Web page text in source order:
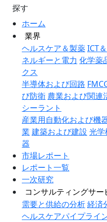
ホーム
業界
ヘルスケア＆製薬ICT
ネルギーと電力 化学薬
クス
半導体および回路
び防衛 農業および関連
シーラント
産業用自動化および機
業 建築および建設 光
器
市場レポート
レポート一覧
一次研究
コンサルティングサー
需要と供給の分析経済
ヘルスケアパイプライ
探す